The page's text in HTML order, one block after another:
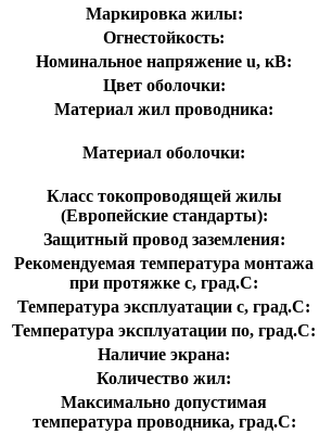
Маркировка жилы:
Огнестойкость:
Номинальное напряжение u, кВ:
Цвет оболочки:
Материал жил проводника:
Материал оболочки:
Класс токопроводящей жилы
(Европейские стандарты):
Защитный провод заземления:
Рекомендуемая температура монтажа
при протяжке с, град.C:
Температура эксплуатации с, град.C:
Температура эксплуатации по, град.C:
Наличие экрана:
Количество жил:
Максимально допустимая
температура проводника, град.C: